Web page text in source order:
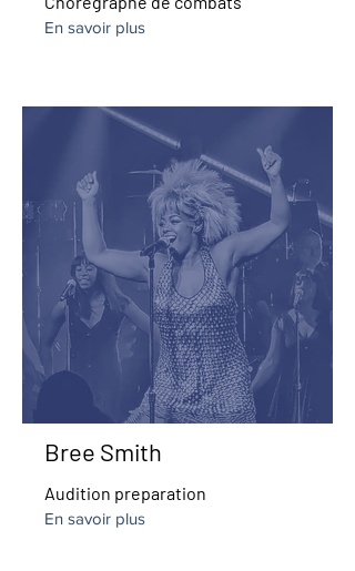
En savoir plus
Bree Smith
Audition preparation
En savoir plus